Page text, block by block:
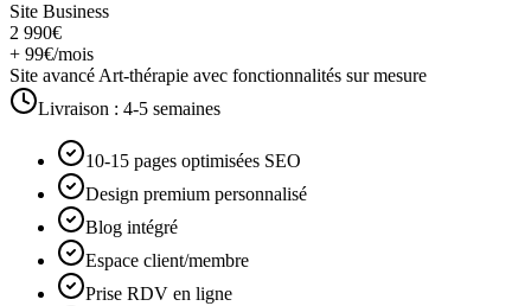
Site Business
2 990€
+ 99€/mois
Site avancé Art-thérapie avec fonctionnalités sur mesure
Livraison : 4-5 semaines
10-15 pages optimisées SEO
Design premium personnalisé
Blog intégré
Espace client/membre
Prise RDV en ligne